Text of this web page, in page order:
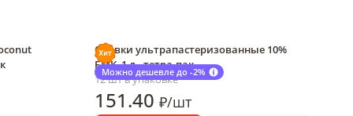
Можно дешевле до -2%
Сливки ультрапастеризованные 10%
БМК, 1 л., тетра-пак
12 шт в упаковке
151.40 ₽/шт